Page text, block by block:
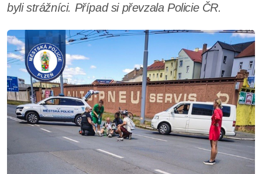
byli strážníci. Případ si převzala Policie ČR.